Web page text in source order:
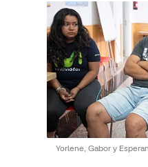
Yorlene, Gabor y